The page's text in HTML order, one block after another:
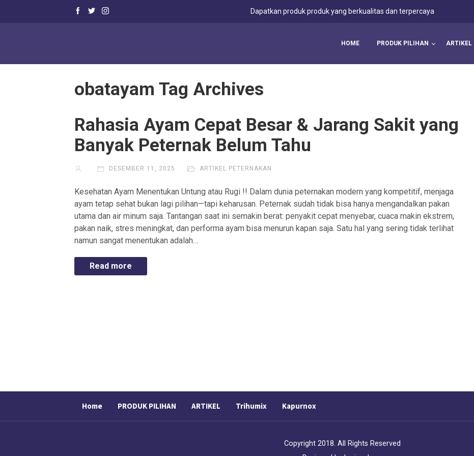
Dapatkan produk produk yang berkualitas dan terpercaya
HOME PRODUK PILIHAN ARTIKEL
obatayam Tag Archives
Rahasia Ayam Cepat Besar & Jarang Sakit yang
Banyak Peternak Belum Tahu
DESEMBER 11, 2025 ARTIKEL PETERNAKAN
Kesehatan Ayam Menentukan Untung atau Rugi !! Dalam dunia peternakan modern yang kompetitif, menjaga
ayam tetap sehat bukan lagi pilihan—tapi keharusan. Peternak sudah tidak bisa hanya mengandalkan pakan
utama dan air minum saja. Tantangan saat ini semakin berat: penyakit cepat menyebar, cuaca makin ekstrem,
pakan naik, stres meningkat, dan performa ayam bisa menurun kapan saja. Satu hal yang sering tidak terlihat
namun sangat menentukan adalah…
Read more
Home PRODUK PILIHAN ARTIKEL Trihumix Kapurnox
Copyright 2018. All Rights Reserved